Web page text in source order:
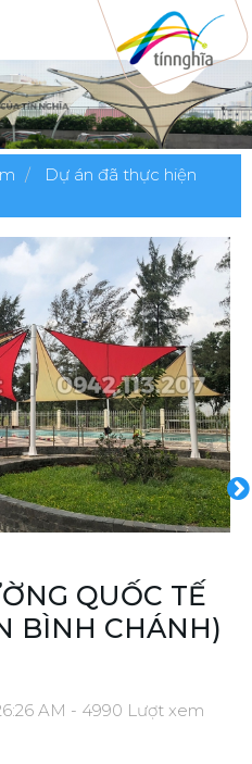
Dự án đã thực hiện
QUỐC TẾ
BÌNH CHÁNH)
AM - 4990 Lượt xem